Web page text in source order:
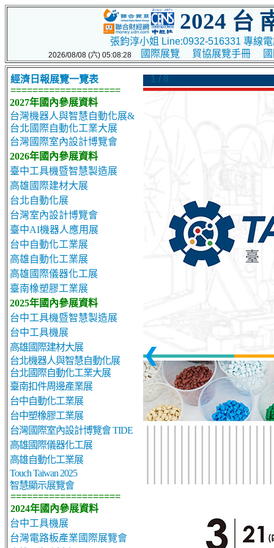
2024 台
張鈞淳小姐 Line:0932-516331 專線
2026/08/08 (六) 05:08:28 國際展覽 貿協展覽手冊
經濟日報展覽一覽表
====================
2027年國內參展資料
台灣機器人與智慧自動化展&
台北國際自動化工業大展
台灣國際室內設計博覽會
2026年國內參展資料
臺中工具機暨智慧製造展
高雄國際建材大展
台北自動化展
台灣室內設計博覽會
臺中AI機器人應用展
台中自動化工業展
高雄自動化工業展
高雄國際儀器化工展
臺南橡塑膠工業展
2025年國內參展資料
台中工具機暨智慧製造展
台中工具機展
高雄國際建材大展
台北機器人與智慧自動化展
台北國際自動化工業大展
臺南扣件周邊產業展
台中自動化工業展
台中塑橡膠工業展
台灣國際室內設計博覽會 TIDE
高雄國際儀器化工展
高雄自動化工業展
Touch Taiwan 2025
智慧顯示展覽會
====================
2024年國內參展資料
台中工具機展
台灣電路板產業國際展覽會
1 / 8
❮